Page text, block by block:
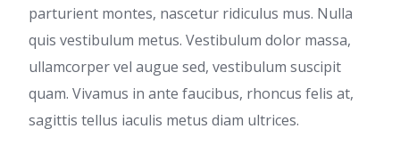
parturient montes, nascetur ridiculus mus. Nulla
quis vestibulum metus. Vestibulum dolor massa,
ullamcorper vel augue sed, vestibulum suscipit
quam. Vivamus in ante faucibus, rhoncus felis at,
sagittis tellus iaculis metus diam ultrices.